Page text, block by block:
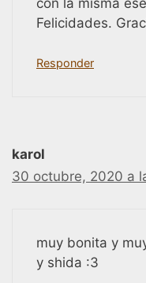
Felicidades.
Responder
karol
30 octubre, 2020 a
muy bonita y
y shida :3